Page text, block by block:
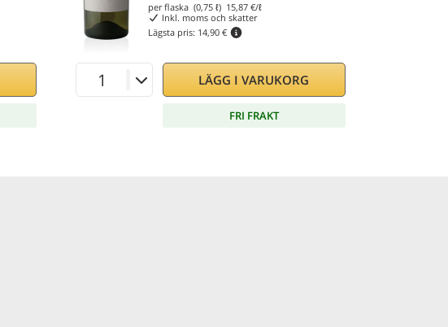
per flaska (0,75 ℓ) 15,87 €/ℓ
Inkl. moms och skatter
Lägsta pris: 14,90 €
LÄGG I VARUKORG
FRI FRAKT